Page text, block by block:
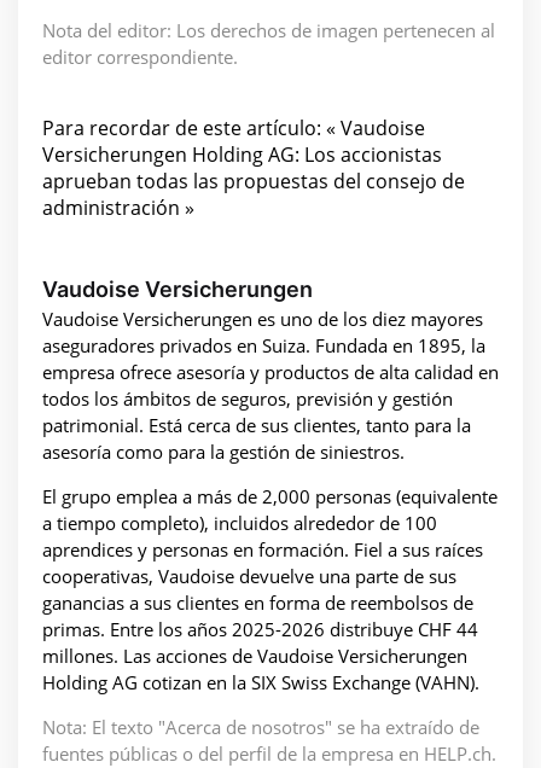
Nota del editor: Los derechos de imagen pertenecen al
editor correspondiente.
Para recordar de este artículo: « Vaudoise
Versicherungen Holding AG: Los accionistas
aprueban todas las propuestas del consejo de
administración »
Vaudoise Versicherungen
Vaudoise Versicherungen es uno de los diez mayores
aseguradores privados en Suiza. Fundada en 1895, la
empresa ofrece asesoría y productos de alta calidad en
todos los ámbitos de seguros, previsión y gestión
patrimonial. Está cerca de sus clientes, tanto para la
asesoría como para la gestión de siniestros.
El grupo emplea a más de 2,000 personas (equivalente
a tiempo completo), incluidos alrededor de 100
aprendices y personas en formación. Fiel a sus raíces
cooperativas, Vaudoise devuelve una parte de sus
ganancias a sus clientes en forma de reembolsos de
primas. Entre los años 2025-2026 distribuye CHF 44
millones. Las acciones de Vaudoise Versicherungen
Holding AG cotizan en la SIX Swiss Exchange (VAHN).
Nota: El texto "Acerca de nosotros" se ha extraído de
fuentes públicas o del perfil de la empresa en HELP.ch.